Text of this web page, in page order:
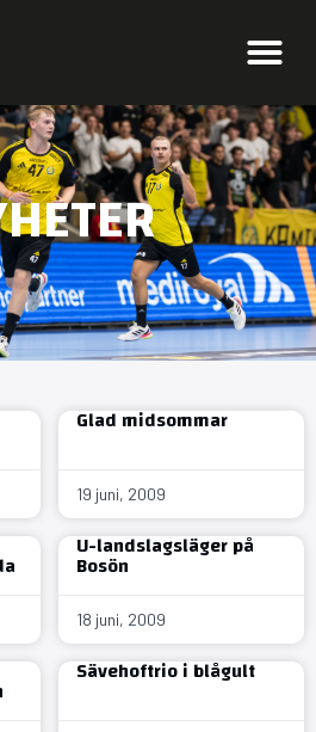
Glad midsommar
19 juni, 2009
U-landslagsläger på
Bosön
18 juni, 2009
Sävehoftrio i blågult